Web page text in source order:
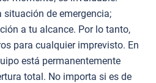
situación de emergencia;
a tu alcance. Por lo tanto,
para cualquier imprevisto. En
está permanentemente
total. No importa si es de